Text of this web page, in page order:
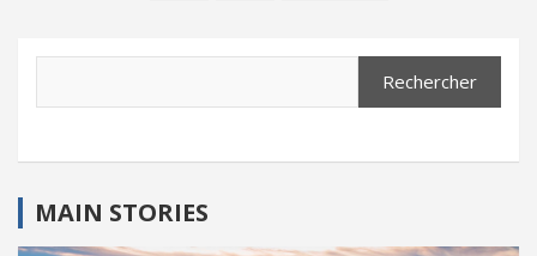
Rechercher
MAIN STORIES